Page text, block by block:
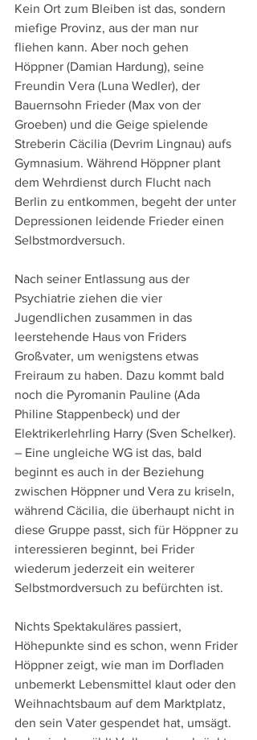
Kein Ort zum Bleiben ist das, sondern
miefige Provinz, aus der man nur
fliehen kann. Aber noch gehen
Höppner (Damian Hardung), seine
Freundin Vera (Luna Wedler), der
Bauernsohn Frieder (Max von der
Groeben) und die Geige spielende
Streberin Cäcilia (Devrim Lingnau) aufs
Gymnasium. Während Höppner plant
dem Wehrdienst durch Flucht nach
Berlin zu entkommen, begeht der unter
Depressionen leidende Frieder einen
Selbstmordversuch.
Nach seiner Entlassung aus der
Psychiatrie ziehen die vier
Jugendlichen zusammen in das
leerstehende Haus von Friders
Großvater, um wenigstens etwas
Freiraum zu haben. Dazu kommt bald
noch die Pyromanin Pauline (Ada
Philine Stappenbeck) und der
Elektrikerlehrling Harry (Sven Schelker).
– Eine ungleiche WG ist das, bald
beginnt es auch in der Beziehung
zwischen Höppner und Vera zu kriseln,
während Cäcilia, die überhaupt nicht in
diese Gruppe passt, sich für Höppner zu
interessieren beginnt, bei Frider
wiederum jederzeit ein weiterer
Selbstmordversuch zu befürchten ist.
Nichts Spektakuläres passiert,
Höhepunkte sind es schon, wenn Frider
Höppner zeigt, wie man im Dorfladen
unbemerkt Lebensmittel klaut oder den
Weihnachtsbaum auf dem Marktplatz,
den sein Vater gespendet hat, umsägt.